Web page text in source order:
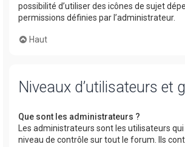
possibilité d’utiliser des icônes de sujet
permissions définies par l’administrateur.
Haut
Niveaux d’utilisateurs et
Que sont les administrateurs ?
Les administrateurs sont les utilisateurs
niveau de contrôle sur tout le forum. Ils